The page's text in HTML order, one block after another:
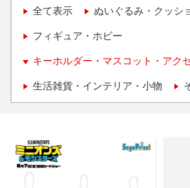
全て表示 ぬいぐるみ・クッシ
フィギュア・ホビー
キーホルダー・マスコット・アク
生活雑貨・インテリア・小物